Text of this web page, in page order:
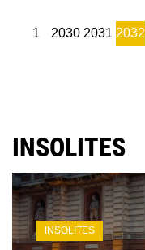
1 2030 2031 2032
INSOLITES
INSOLITES